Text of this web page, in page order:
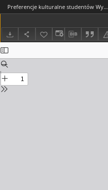
Preferencje kulturalne studentów Wyższej Szkoły Pedagogicznej w Zielonej Górze